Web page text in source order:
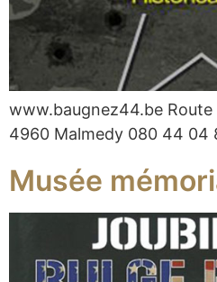
www.baugnez44.be Route
4960 Malmedy 080 44 04
Musée